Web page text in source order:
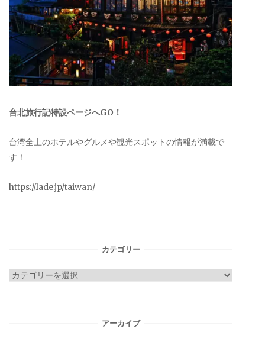
台北旅行記特設ページへGO！
台湾全土のホテルやグルメや観光スポットの情報が満載で
す！
https://lade.jp/taiwan/
カテゴリー
カ
アーカイブ